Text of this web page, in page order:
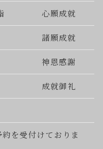
心願成就
諸願成就
神恩感謝
成就御礼
を受付けておりま